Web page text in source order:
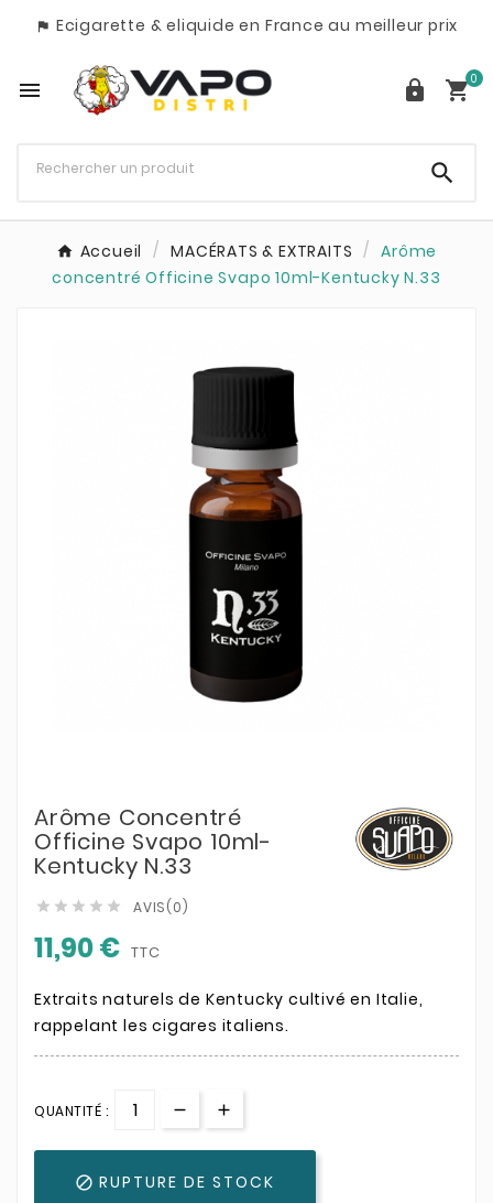
 Ecigarette & eliquide en France au meilleur prix
  0

Accueil MACÉRATS & EXTRAITS
Arôme
concentré Officine Svapo 10ml-Kentucky N.33
Arôme Concentré
Officine Svapo 10ml-
Kentucky N.33
     AVIS(0)
11,90 € TTC
Extraits naturels de Kentucky cultivé en Italie,
rappelant les cigares italiens.
QUANTITÉ :
 RUPTURE DE STOCK